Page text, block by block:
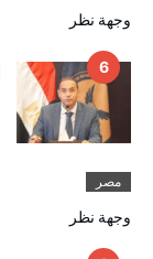
وجهة نظر
مصر
وجهة نظر